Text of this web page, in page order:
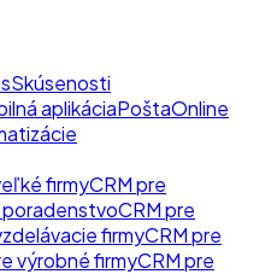
Skúsenosti
aplikáciaPoštaOnline
firmyCRM pre
poradenstvoCRM pre
firmyCRM pre
výrobné firmyCRM pre